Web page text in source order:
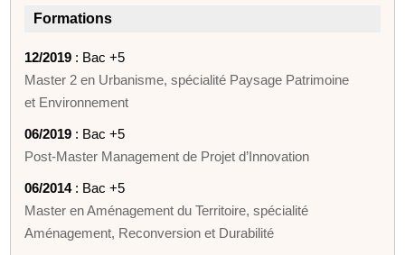
Formations
12/2019 : Bac +5
Master 2 en Urbanisme, spécialité Paysage Patrimoine
et Environnement
06/2019 : Bac +5
Post-Master Management de Projet d’Innovation
06/2014: Bac +5
Master en Aménagement du Territoire, spécialité
Aménagement, Reconversion et Durabilité